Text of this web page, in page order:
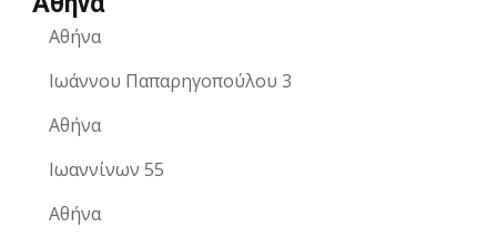
Αθήνα
Ιωάννου Παπαρηγοπούλου 3
Αθήνα
Ιωαννίνων 55
Αθήνα